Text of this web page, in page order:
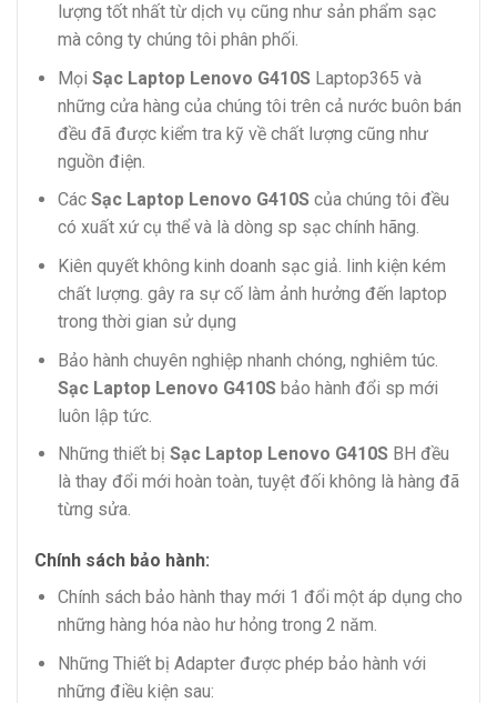
lượng tốt nhất từ dịch vụ cũng như sản phẩm sạc
mà công ty chúng tôi phân phối.
Mọi Sạc Laptop Lenovo G410SLaptop365 và
những cửa hàng của chúng tôi trên cả nước buôn bán
đều đã được kiểm tra kỹ về chất lượng cũng như
nguồn điện.
Các Sạc Laptop Lenovo G410Scủa chúng tôi đều
có xuất xứ cụ thể và là dòng sp sạc chính hãng.
Kiên quyết không kinh doanh sạc giả. linh kiện kém
chất lượng. gây ra sự cố làm ảnh hưởng đến laptop
trong thời gian sử dụng
Bảo hành chuyên nghiệp nhanh chóng, nghiêm túc.
Sạc Laptop Lenovo G410Sbảo hành đổi sp mới
luôn lập tức.
Những thiết bị Sạc Laptop Lenovo G410S BH đều
là thay đổi mới hoàn toàn, tuyệt đối không là hàng đã
từng sửa.
Chính sách bảo hành:
Chính sách bảo hành thay mới 1 đổi một áp dụng cho
những hàng hóa nào hư hỏng trong 2 năm.
Những Thiết bị Adapter được phép bảo hành với
những điều kiện sau: